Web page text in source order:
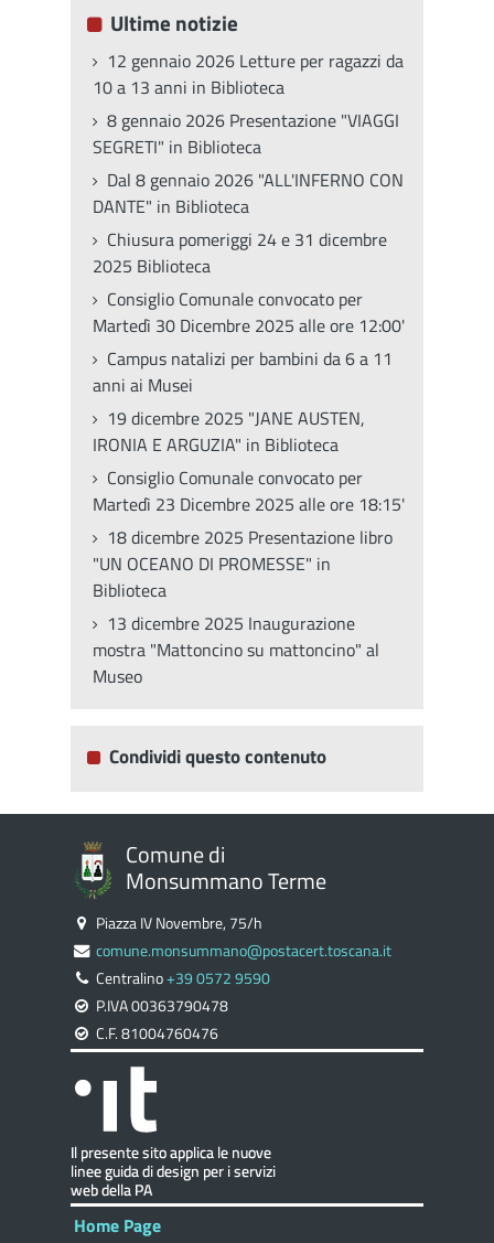
Ultime notizie
12 gennaio 2026 Letture per ragazzi da
10 a 13 anni in Biblioteca
8 gennaio 2026 Presentazione "VIAGGI
SEGRETI" in Biblioteca
Dal 8 gennaio 2026 "ALL'INFERNO CON
DANTE" in Biblioteca
Chiusura pomeriggi 24 e 31 dicembre
2025 Biblioteca
Consiglio Comunale convocato per
Martedì 30 Dicembre 2025 alle ore 12:00'
Campus natalizi per bambini da 6 a 11
anni ai Musei
19 dicembre 2025 "JANE AUSTEN,
IRONIA E ARGUZIA" in Biblioteca
Consiglio Comunale convocato per
Martedì 23 Dicembre 2025 alle ore 18:15'
18 dicembre 2025 Presentazione libro
"UN OCEANO DI PROMESSE" in
Biblioteca
13 dicembre 2025 Inaugurazione
mostra "Mattoncino su mattoncino" al
Museo
Condividi questo contenuto
Comune di
Monsummano Terme
Piazza IV Novembre, 75/h
comune.monsummano@postacert.toscana.it
Centralino+39 0572 9590
P.IVA 00363790478
C.F. 81004760476
Home Page